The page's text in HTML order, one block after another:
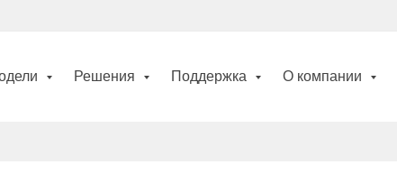
Решения Поддержка О компании